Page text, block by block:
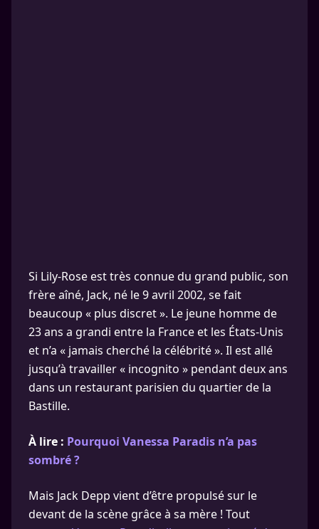
Si Lily-Rose est très connue du grand public, son
frère aîné, Jack, né le 9 avril 2002, se fait
beaucoup « plus discret ». Le jeune homme de
23 ans a grandi entre la France et les États-Unis
et n’a « jamais cherché la célébrité ». Il est allé
jusqu’à travailler « incognito » pendant deux ans
dans un restaurant parisien du quartier de la
Bastille.
À lire : Pourquoi Vanessa Paradis n’a pas
sombré ?
Mais Jack Depp vient d’être propulsé sur le
devant de la scène grâce à sa mère ! Tout